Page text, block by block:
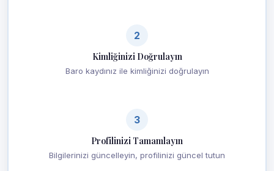
2
Kimliğinizi Doğrulayın
Baro kaydınız ile kimliğinizi doğrulayın
3
Profilinizi Tamamlayın
Bilgilerinizi güncelleyin, profilinizi güncel tutun